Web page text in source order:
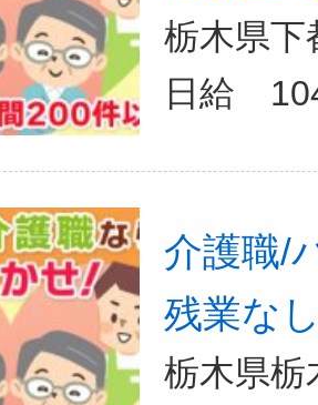
栃木県下
日給
介護職/
残業な
栃木県栃